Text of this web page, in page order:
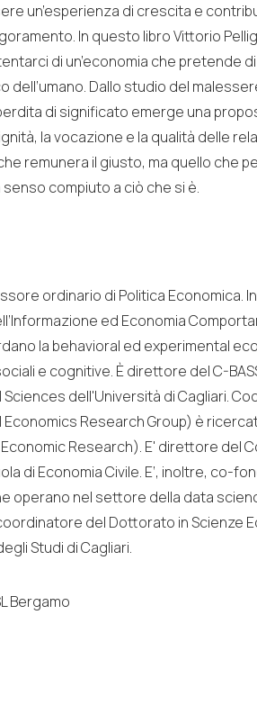
un’esperienza di crescita e
In questo libro Vittorio
di un’economia che pretende
dell’umano. Dallo studio del
di significato emerge una
la vocazione e la qualità delle
remunera il giusto, ma quello che
compiuto a ciò che si è.
ordinario di Politica Economica.
ed Economia
la behavioral ed experimental
e cognitive. È direttore del C-
dell'Università di Cagliari.
Economics Research Group) è
Research). E' direttore del
di Economia Civile. E’, inoltre, co-
operano nel settore della data
del Dottorato in Scienze
Studi di Cagliari.
Bergamo